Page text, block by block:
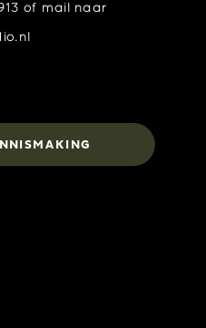
of mail naar